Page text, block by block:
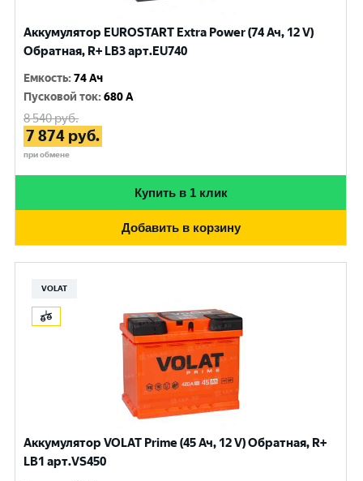
Аккумулятор EUROSTART Extra Power (74 Ач, 12 V)
Обратная, R+ LB3 арт.EU740
Емкость:74 Ач
Пусковой ток:680 A
8 540руб.
7 874 руб.
при обмене
Купить в 1 клик
Добавить в корзину
VOLAT
Аккумулятор VOLAT Prime (45 Ач, 12 V) Обратная, R+
LB1 арт.VS450